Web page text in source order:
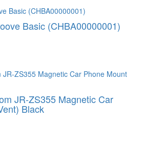
Basic (CHBA00000001)
JR-ZS355 Magnetic Car
Black